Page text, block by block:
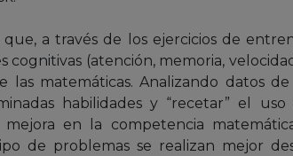
a través de los ejercicios de
cognitivas (atención, memoria,
las matemáticas. Analizando datos
habilidades y “recetar” el
en la competencia
de problemas se realizan mejor